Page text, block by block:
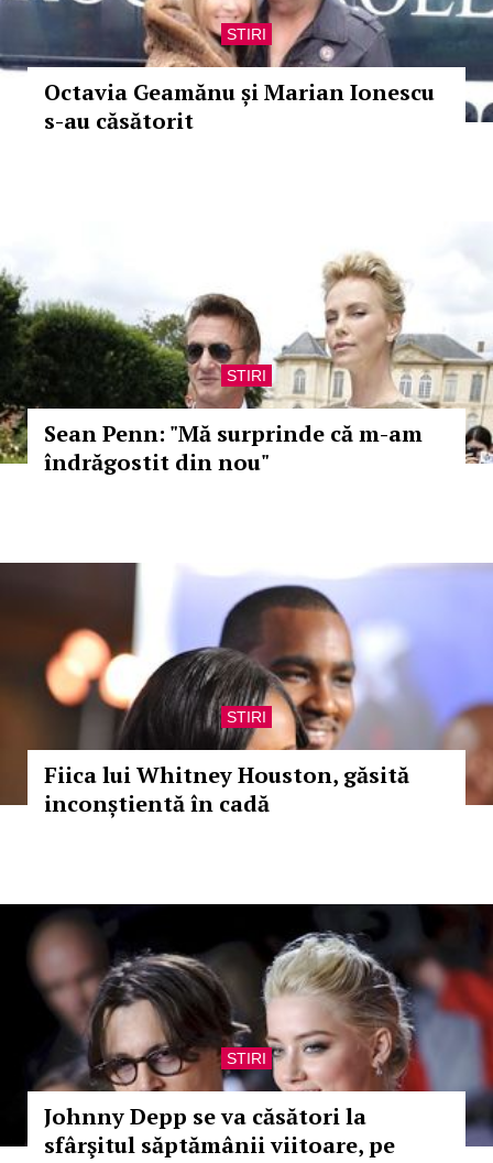
STIRI
Octavia Geamănu și Marian Ionescu
s-au căsătorit
STIRI
Sean Penn: "Mă surprinde că m-am
îndrăgostit din nou"
STIRI
Fiica lui Whitney Houston, găsită
inconștientă în cadă
STIRI
Johnny Depp se va căsători la
sfârşitul săptămânii viitoare, pe